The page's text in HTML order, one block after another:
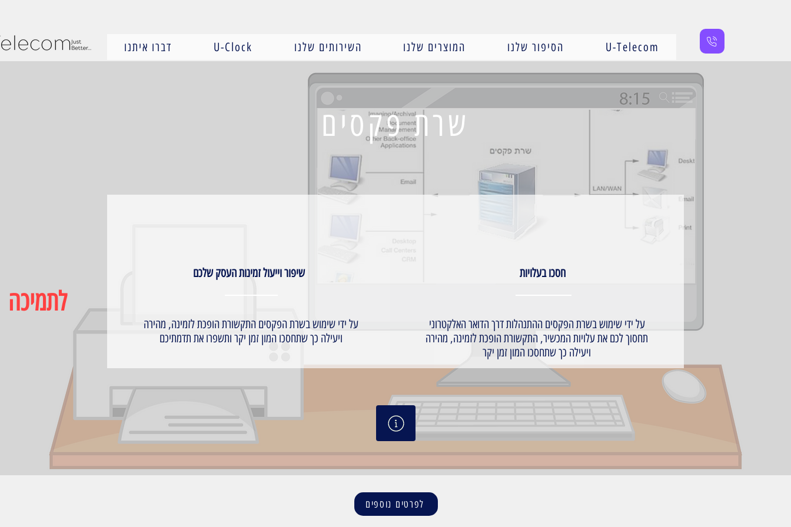
דברו איתנו U-Clock השירותים שלנו המוצרים שלנו הסיפור שלנו U-Telecom
לתמיכה
שרת פקסים
שיפור וייעול זמינות העסק שלכם
על ידי שימוש בשרת הפקסים התקשורת הופכת לזמינה, מהירה
ויעילה כך שתחסכו המון זמן יקר ותשפרו את תדמתיכם
על ידי שימוש בשרת הפקסים ההתנהלות דרך הדואר האלקטרוני
תחסוך לכם את עלויות המכשיר, התקשורת הופכת לזמינה, מהירה
ויעילה כך שתחסכו המון זמן יקר
לפרטים נוספים